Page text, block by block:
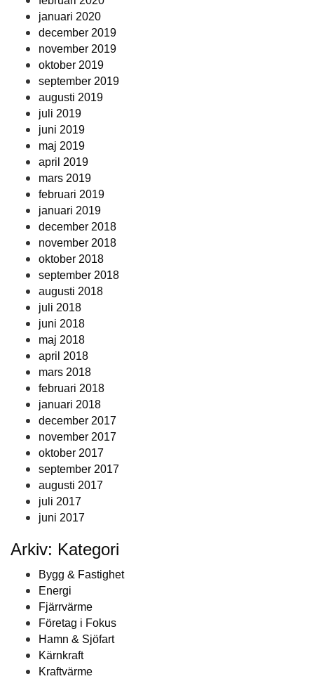
januari 2020
december 2019
november 2019
oktober 2019
september 2019
augusti 2019
juli 2019
juni 2019
maj 2019
april 2019
mars 2019
februari 2019
januari 2019
december 2018
november 2018
oktober 2018
september 2018
augusti 2018
juli 2018
juni 2018
maj 2018
april 2018
mars 2018
februari 2018
januari 2018
december 2017
november 2017
oktober 2017
september 2017
augusti 2017
juli 2017
juni 2017
Arkiv: Kategori
Bygg & Fastighet
Energi
Fjärrvärme
Företag i Fokus
Hamn & Sjöfart
Kärnkraft
Kraftvärme